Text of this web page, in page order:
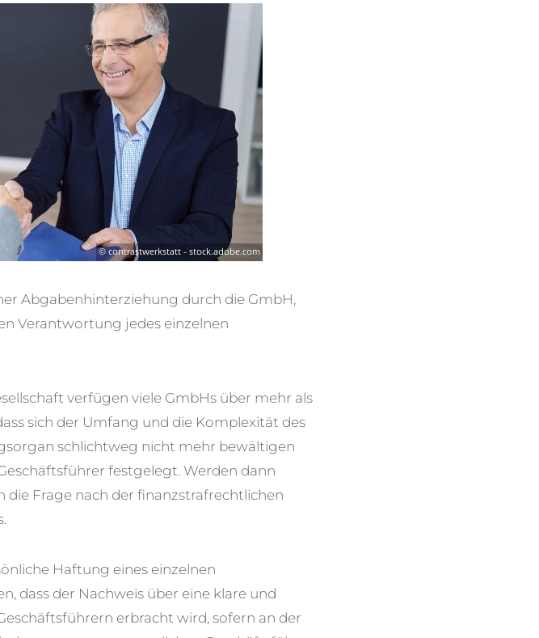
Abgabenhinterziehung durch die GmbH,
Verantwortung jedes einzelnen
verfügen viele GmbHs über mehr als
sich der Umfang und die Komplexität des
schlichtweg nicht mehr bewältigen
festgelegt. Werden dann
Frage nach der finanzstrafrechtlichen
Haftung eines einzelnen
dass der Nachweis über eine klare und
erbracht wird, sofern an der